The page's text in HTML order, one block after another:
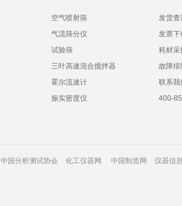
空气喷射筛
气流筛分仪
试验筛
三叶高速混合搅拌器
霍尔流速计
振实密度仪
发货查
发票下
耗材采
故障排
联系我
400-
中国分析测试协会 化工仪器网 中国制造网 仪器信